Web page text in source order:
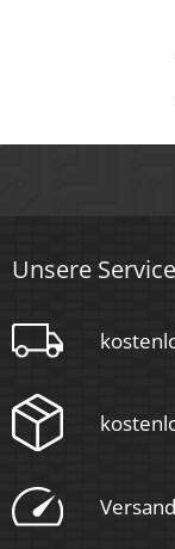
Unsere